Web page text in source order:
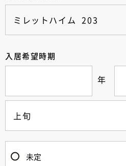
入居希望時期
年
未定